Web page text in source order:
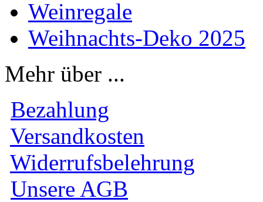
Weinregale
Weihnachts-Deko 2025
Mehr über ...
Bezahlung
Versandkosten
Widerrufsbelehrung
Unsere AGB